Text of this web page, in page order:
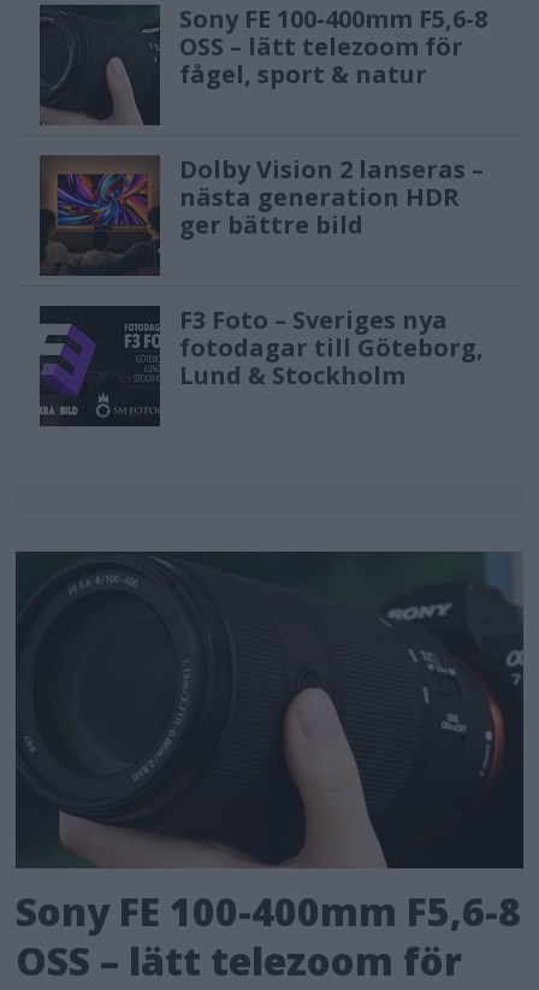
Sony FE 100-400mm F5,6-8
OSS – lätt telezoom för
fågel, sport & natur
Dolby Vision 2 lanseras –
nästa generation HDR
ger bättre bild
F3 Foto – Sveriges nya
fotodagar till Göteborg,
Lund & Stockholm
Sony FE 100-400mm F5,6-8
OSS – lätt telezoom för